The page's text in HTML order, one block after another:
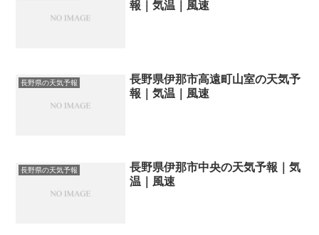
報｜気温｜風速
長野県の天気予報
長野県伊那市高遠町山室の天気予
報｜気温｜風速
長野県の天気予報
長野県伊那市中央の天気予報｜気
温｜風速